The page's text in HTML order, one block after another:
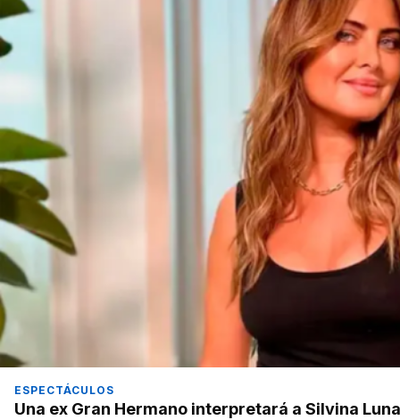
ESPECTÁCULOS
Una ex Gran Hermano interpretará a Silvina